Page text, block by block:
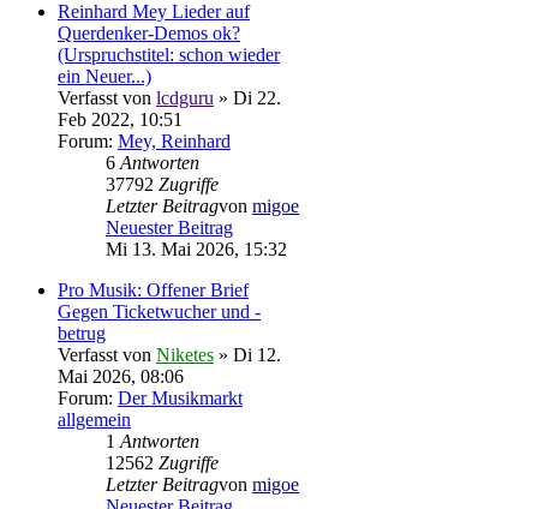
Reinhard Mey Lieder auf
Querdenker-Demos ok?
(Urspruchstitel: schon wieder
ein Neuer...)
Verfasst von lcdguru » Di 22.
Feb 2022, 10:51
Forum: Mey, Reinhard
6 Antworten
37792 Zugriffe
Letzter Beitragvon migoe
Neuester Beitrag
Mi 13. Mai 2026, 15:32
Pro Musik: Offener Brief
Gegen Ticketwucher und -
betrug
Verfasst von Niketes » Di 12.
Mai 2026, 08:06
Forum: Der Musikmarkt
allgemein
1 Antworten
12562 Zugriffe
Letzter Beitragvon migoe